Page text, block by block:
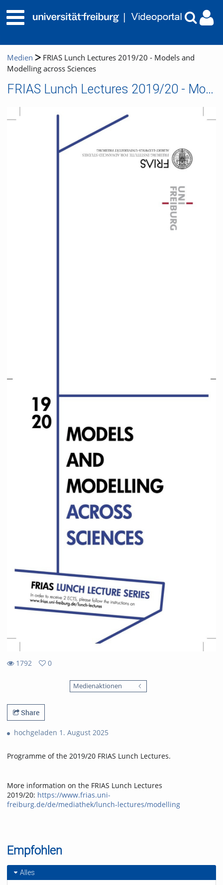
Medien
FRIAS Lunch Lectures 2019/20 - Models and
Modelling across Sciences
FRIAS Lunch Lectures 2019/20 - Models and Modelling across Sciences
1792
0
Medienaktionen
Share
hochgeladen 1. August 2025
Programme of the 2019/20 FRIAS Lunch Lectures.
More information on the FRIAS Lunch Lectures
2019/20: https://www.frias.uni-
freiburg.de/de/mediathek/lunch-lectures/modelling
Empfohlen
Alles